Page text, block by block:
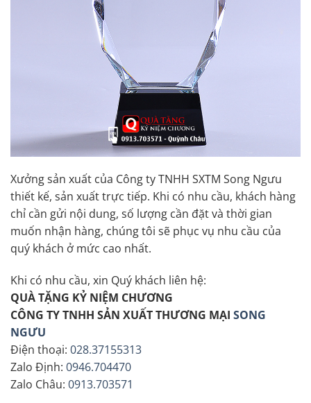
Xưởng sản xuất của Công ty TNHH SXTM Song Ngưu
thiết kế, sản xuất trực tiếp. Khi có nhu cầu, khách hàng
chỉ cần gửi nội dung, số lượng cần đặt và thời gian
muốn nhận hàng, chúng tôi sẽ phục vụ nhu cầu của
quý khách ở mức cao nhất.
Khi có nhu cầu, xin Quý khách liên hệ:
QUÀ TẶNG KỶ NIỆM CHƯƠNG
CÔNG TY TNHH SẢN XUẤT THƯƠNG MẠI SONG
NGƯU
Điện thoại: 028.37155313
Zalo Định: 0946.704470
Zalo Châu: 0913.703571